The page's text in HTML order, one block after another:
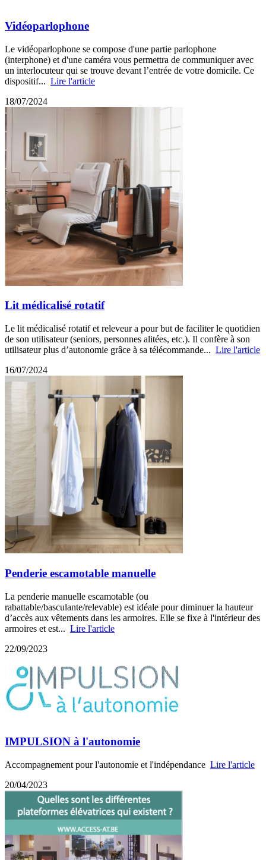
Vidéoparlophone
Le vidéoparlophone se compose d'une partie parlophone
(interphone) et d'une caméra vous permettra de communiquer avec
un interlocuteur qui se trouve devant l’entrée de votre domicile. Ce
dispositif... Lire l'article
18/07/2024
Lit médicalisé rotatif
Le lit médicalisé rotatif et releveur a pour but de faciliter le quotidien
de son utilisateur (seniors, personnes alitées, etc.). Il confère à son
utilisateur plus d’autonomie grâce à sa télécommande... Lire l'article
16/07/2024
Penderie escamotable manuelle
La penderie manuelle escamotable (ou
rabattable/basculante/relevable) est idéale pour diminuer la hauteur
d’accès aux vêtements dans les armoires. Elle se fixe à l'intérieur des
armoires et est... Lire l'article
22/09/2023
IMPULSION à l'autonomie
Accompagnement pour l'autonomie et l'indépendance Lire l'article
20/04/2023